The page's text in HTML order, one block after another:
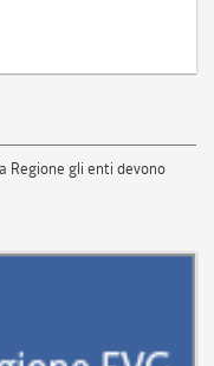
Regione gli enti devono